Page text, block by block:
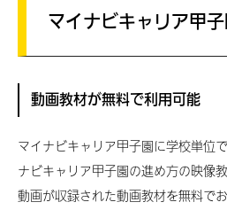
マイナビキャリア甲
動画教材が無料で利用可能
マイナビキャリア甲子園に学校単位
ナビキャリア甲子園の進め方の映像
動画が収録された動画教材を無料で